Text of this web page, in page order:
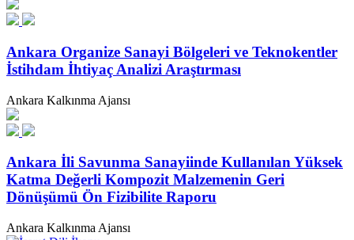
Ankara Organize Sanayi Bölgeleri ve Teknokentler
İstihdam İhtiyaç Analizi Araştırması
Ankara Kalkınma Ajansı
Ankara İli Savunma Sanayiinde Kullanılan Yüksek
Katma Değerli Kompozit Malzemenin Geri
Dönüşümü Ön Fizibilite Raporu
Ankara Kalkınma Ajansı